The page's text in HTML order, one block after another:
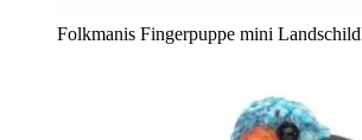
Folkmanis Fingerpuppe mini